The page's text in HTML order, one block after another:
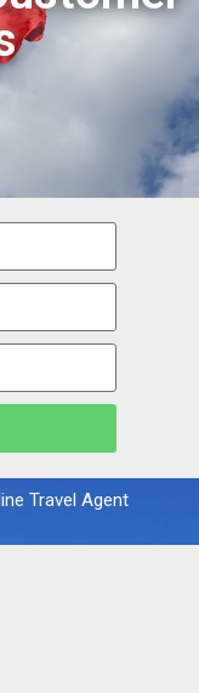
Travel Agent